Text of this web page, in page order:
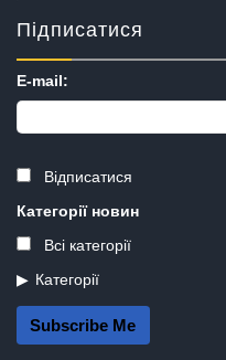
Підписатися
E-mail:
Відписатися
Категорії новин
Всі категорії
Категорії
Subscribe Me